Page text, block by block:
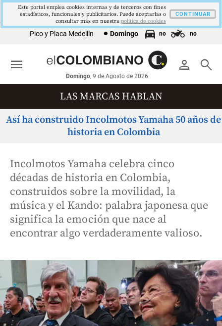
1621,34 pts
▲ 0.67
$4178
▲ 0.42
$3648
—
DESEMPLEO9,9 %
▼ 0.30
Pico y Placa Medellín Domingo no no
person search
Domingo, 9 de Agosto de 2026
menu
LAS MARCAS HABLAN
Así ha construido Incolmotos Yamaha 50 años de
historia en Colombia
Incolmotos Yamaha celebra cinco
décadas de historia en Colombia,
construidos sobre la movilidad, la
música y el Kando: palabra japonesa que
significa la emoción que nace al
encontrar algo verdaderamente valioso.
Este portal emplea cookies internas y de terceros con fines
estadísticos, funcionales y publicitarios. Puede aceptarlas o
consultar más en nuestra politica de cookies
CONTINUAR